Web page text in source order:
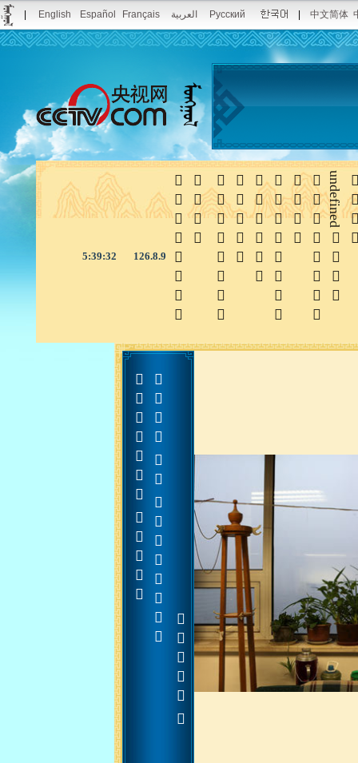
English Español Français العربية Pусский 中文简体
5:39:33 126.8.9

 undefined













































